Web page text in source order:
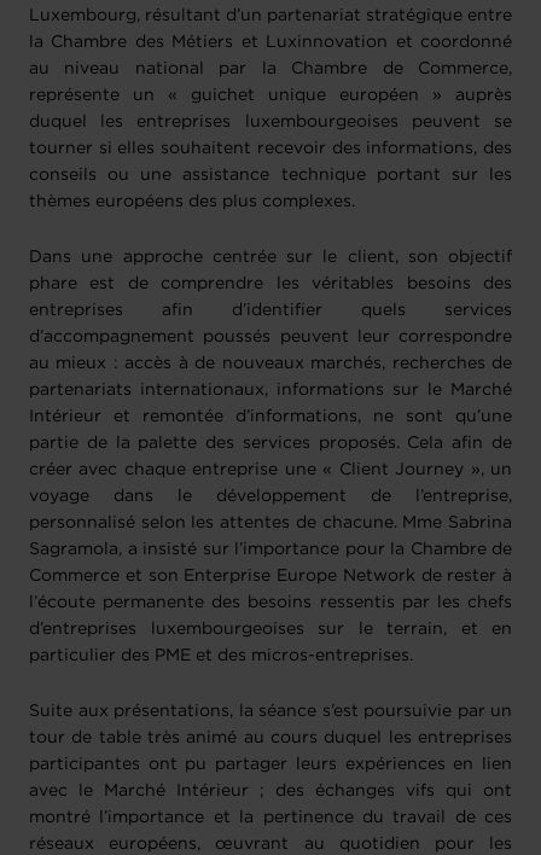
Luxembourg, résultant d’un partenariat stratégique entre
la Chambre des Métiers et Luxinnovation et coordonné
au niveau national par la Chambre de Commerce,
représente un « guichet unique européen » auprès
duquel les entreprises luxembourgeoises peuvent se
tourner si elles souhaitent recevoir des informations, des
conseils ou une assistance technique portant sur les
thèmes européens des plus complexes.
Dans une approche centrée sur le client, son objectif
phare est de comprendre les véritables besoins des
entreprises afin d’identifier quels services
d’accompagnement poussés peuvent leur correspondre
au mieux : accès à de nouveaux marchés, recherches de
partenariats internationaux, informations sur le Marché
Intérieur et remontée d’informations, ne sont qu’une
partie de la palette des services proposés. Cela afin de
créer avec chaque entreprise une « Client Journey », un
voyage dans le développement de l’entreprise,
personnalisé selon les attentes de chacune. Mme Sabrina
Sagramola, a insisté sur l’importance pour la Chambre de
Commerce et son Enterprise Europe Network de rester à
l’écoute permanente des besoins ressentis par les chefs
d’entreprises luxembourgeoises sur le terrain, et en
particulier des PME et des micros-entreprises.
Suite aux présentations, la séance s’est poursuivie par un
tour de table très animé au cours duquel les entreprises
participantes ont pu partager leurs expériences en lien
avec le Marché Intérieur ; des échanges vifs qui ont
montré l’importance et la pertinence du travail de ces
réseaux européens, œuvrant au quotidien pour les